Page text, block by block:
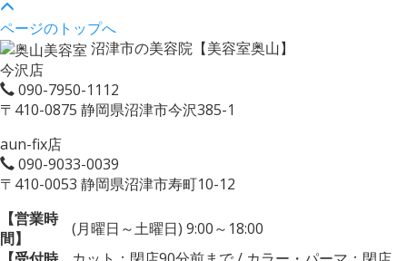
ページのトップへ
沼津市の美容院【美容室奥山】
今沢店
090-7950-1112
〒410-0875 静岡県沼津市今沢385-1
aun-fix店
090-9033-0039
〒410-0053 静岡県沼津市寿町10-12
【営業時
間】
(月曜日～土曜日) 9:00～18:00